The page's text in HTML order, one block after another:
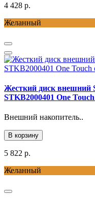
4 428 р.
Желанный
Жесткий диск внешний
STKB2000401 One
Внешний накопитель..
В корзину
5 822 р.
Желанный